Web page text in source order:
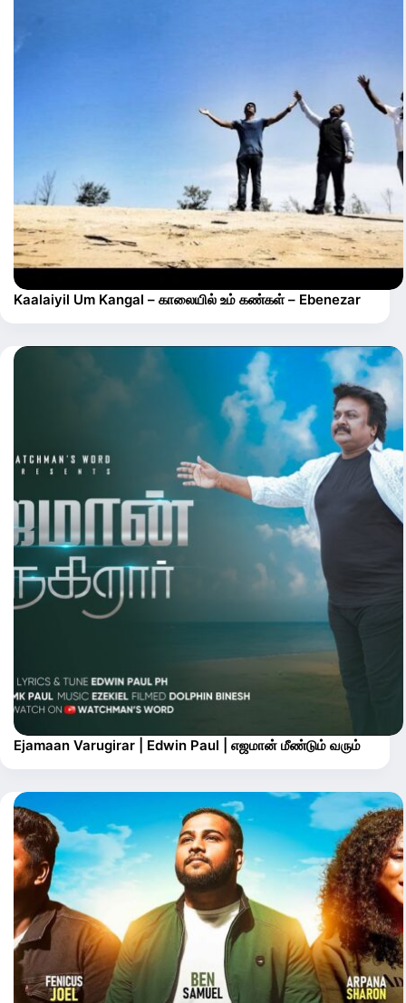
Kaalaiyil Um Kangal – காலையில் உம் கண்கள் – Ebenezar
Ejamaan Varugirar | Edwin Paul | எஜமான் மீண்டும் வரும்